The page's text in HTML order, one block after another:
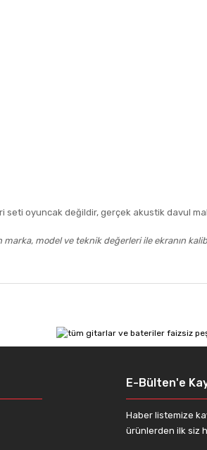
oyuncak değildir, gerçek akustik davul
model ve teknik değerleri ile ekranın
Yorum Yaz
E-Bülten'e
Haber listemize
ürünlerden ilk siz